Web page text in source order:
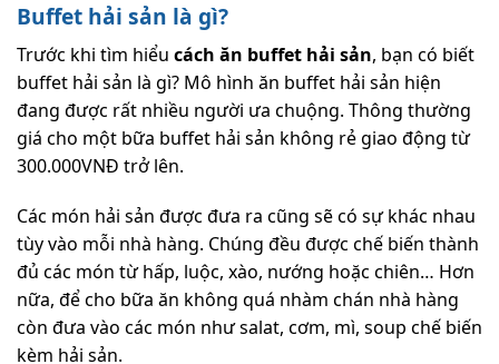
Buffet hải sản là gì?
Trước khi tìm hiểu cách ăn buffet hải sản, bạn có biết
buffet hải sản là gì? Mô hình ăn buffet hải sản hiện
đang được rất nhiều người ưa chuộng. Thông thường
giá cho một bữa buffet hải sản không rẻ giao động từ
300.000VNĐ trở lên.
Các món hải sản được đưa ra cũng sẽ có sự khác nhau
tùy vào mỗi nhà hàng. Chúng đều được chế biến thành
đủ các món từ hấp, luộc, xào, nướng hoặc chiên… Hơn
nữa, để cho bữa ăn không quá nhàm chán nhà hàng
còn đưa vào các món như salat, cơm, mì, soup chế biến
kèm hải sản.